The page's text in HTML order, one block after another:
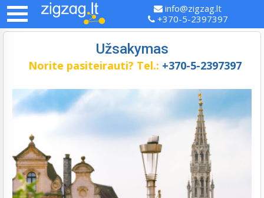
info@zigzag.lt
+370-5-2397397
Užsakymas
Norite pasiteirauti? Tel.: +370-5-2397397